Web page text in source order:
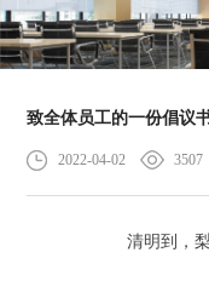
致全体员工的一份倡议
2022-04-02 3507
清明到，